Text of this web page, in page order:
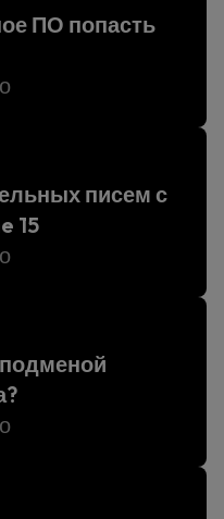
ПО попасть
писем с
15